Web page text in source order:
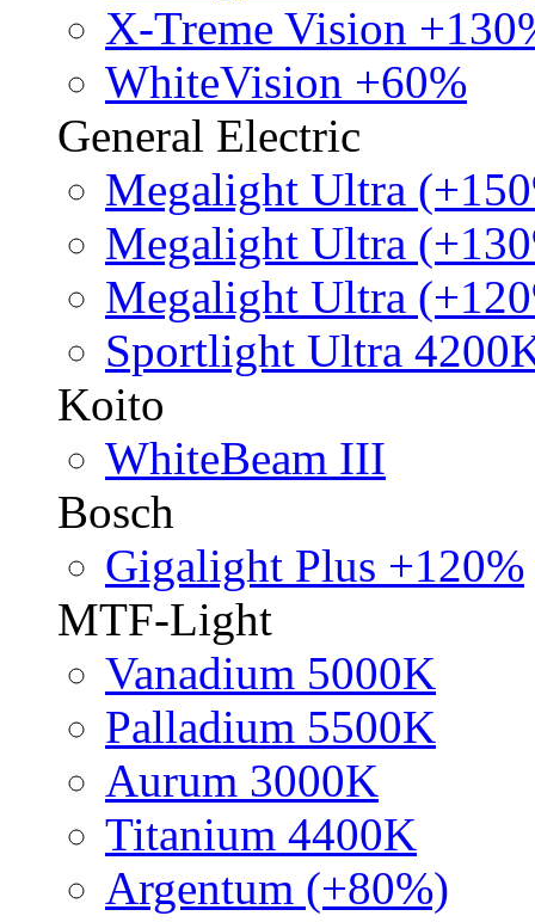
X-Treme Vision
WhiteVision +60%
General Electric
Megalight Ultra
Megalight Ultra
Megalight Ultra
Sportlight Ultra
Koito
WhiteBeam III
Bosch
Gigalight Plus +120%
MTF-Light
Vanadium 5000K
Palladium 5500K
Aurum 3000K
Titanium 4400K
Argentum (+80%)